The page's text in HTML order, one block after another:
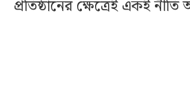
প্রতিষ্ঠানের ক্ষেত্রেই একই